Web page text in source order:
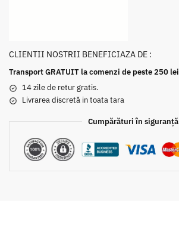
CLIENTII NOSTRII BENEFICIAZA DE :
Transport GRATUIT la comenzi de peste 250 lei
14 zile de retur gratis.
Livrarea discretă in toata tara
Cumpărături în siguranță